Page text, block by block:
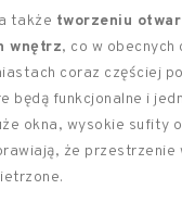
także tworzeniu
wnętrz, co w obecnych
coraz częściej
będą funkcjonalne i
okna, wysokie sufity
że przestrzenie